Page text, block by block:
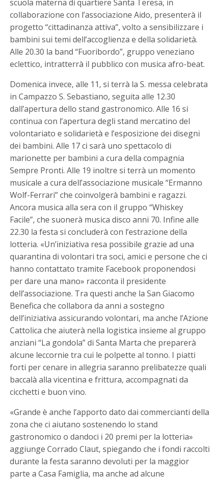
scuola materna di quartiere Santa Teresa, in
collaborazione con l’associazione Aido, presenterà il
progetto “cittadinanza attiva”, volto a sensibilizzare i
bambini sui temi dell’accoglienza e della solidarietà.
Alle 20.30 la band “Fuoribordo”, gruppo veneziano
eclettico, intratterrà il pubblico con musica afro-beat.
Domenica invece, alle 11, si terrà la S. messa celebrata
in Campazzo S. Sebastiano, seguita alle 12.30
dall’apertura dello stand gastronomico. Alle 16 si
continua con l’apertura degli stand mercatino del
volontariato e solidarietà e l’esposizione dei disegni
dei bambini. Alle 17 ci sarà uno spettacolo di
marionette per bambini a cura della compagnia
Sempre Pronti. Alle 19 inoltre si terrà un momento
musicale a cura dell’associazione musicale “Ermanno
Wolf-Ferrari” che coinvolgerà bambini e ragazzi.
Ancora musica alla sera con il gruppo “Whiskey
Facile”, che suonerà musica disco anni 70. Infine alle
22.30 la festa si concluderà con l’estrazione della
lotteria. «Un’iniziativa resa possibile grazie ad una
quarantina di volontari tra soci, amici e persone che ci
hanno contattato tramite Facebook proponendosi
per dare una mano» racconta il presidente
dell’associazione. Tra questi anche la San Giacomo
Benefica che collabora da anni a sostegno
dell’iniziativa assicurando volontari, ma anche l’Azione
Cattolica che aiuterà nella logistica insieme al gruppo
anziani “La gondola” di Santa Marta che preparerà
alcune leccornie tra cui le polpette al tonno. I piatti
forti per cenare in allegria saranno prelibatezze quali
baccalà alla vicentina e frittura, accompagnati da
cicchetti e buon vino.
«Grande è anche l’apporto dato dai commercianti della
zona che ci aiutano sostenendo lo stand
gastronomico o dandoci i 20 premi per la lotteria»
aggiunge Corrado Claut, spiegando che i fondi raccolti
durante la festa saranno devoluti per la maggior
parte a Casa Famiglia, ma anche ad alcune